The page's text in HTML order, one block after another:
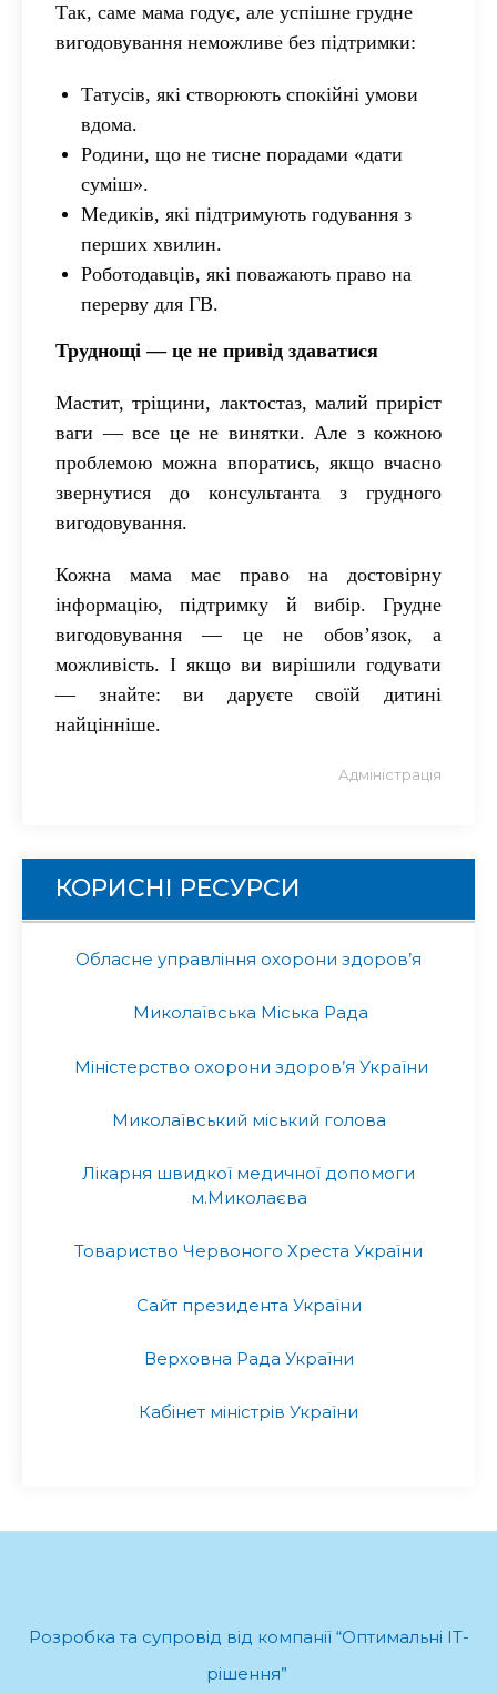
Так, саме мама годує, але успішне грудне
вигодовування неможливе без підтримки:
Татусів, які створюють спокійні умови
вдома.
Родини, що не тисне порадами «дати
суміш».
Медиків, які підтримують годування з
перших хвилин.
Роботодавців, які поважають право на
перерву для ГВ.
Труднощі — це не привід здаватися
Мастит, тріщини, лактостаз, малий приріст
ваги — все це не винятки. Але з кожною
проблемою можна впоратись, якщо вчасно
звернутися до консультанта з грудного
вигодовування.
Кожна мама має право на достовірну
інформацію, підтримку й вибір. Грудне
вигодовування — це не обов’язок, а
можливість. І якщо ви вирішили годувати
— знайте: ви даруєте своїй дитині
найцінніше.
Адміністрація
КОРИСНІ РЕСУРСИ
Обласне управління охорони здоров’я
Миколаївська Міська Рада
Міністерство охорони здоров’я України
Миколаївський міський голова
Лікарня швидкої медичної допомоги
м.Миколаєва
Товариство Червоного Хреста України
Сайт президента України
Верховна Рада України
Кабінет міністрів України
Розробка та супровід від компанії “Оптимальні ІТ-
рішення”.